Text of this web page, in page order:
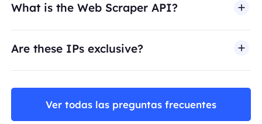
What is the Web Scraper API?
Are these IPs exclusive?
Ver todas las preguntas frecuentes